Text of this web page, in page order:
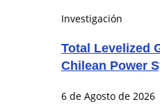
Investigación
Total Levelized
Chilean Power
6 de Agosto de 2026